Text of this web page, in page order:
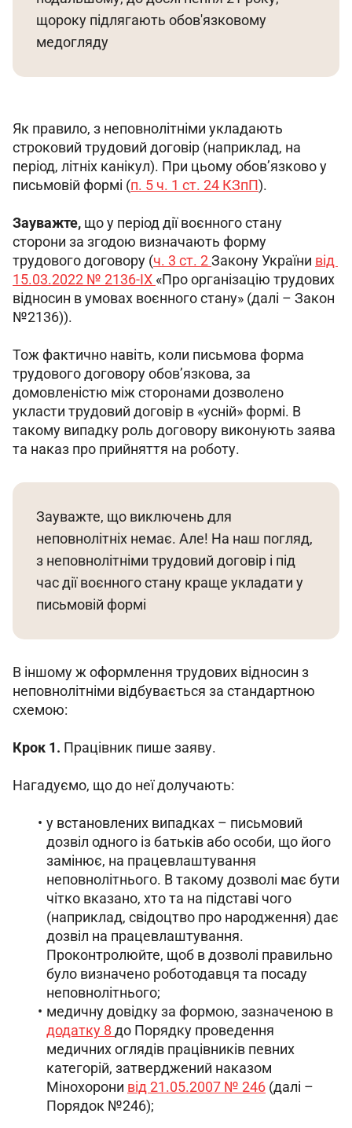
щороку підлягають обов'язковому
медогляду
Як правило, з неповнолітніми укладають
строковий трудовий договір (наприклад, на
період, літніх канікул). При цьому обов’язково у
письмовій формі (п. 5 ч. 1 ст. 24 КЗпП).
Зауважте, що у період дії воєнного стану
сторони за згодою визначають форму
трудового договору (ч. 3 ст. 2 Закону України від
15.03.2022 № 2136-IX «Про організацію трудових
відносин в умовах воєнного стану» (далі – Закон
№2136)).
Тож фактично навіть, коли письмова форма
трудового договору обов’язкова, за
домовленістю між сторонами дозволено
укласти трудовий договір в «усній» формі. В
такому випадку роль договору виконують заява
та наказ про прийняття на роботу.
Зауважте, що виключень для
неповнолітніх немає. Але! На наш погляд,
з неповнолітніми трудовий договір і під
час дії воєнного стану краще укладати у
письмовій формі
В іншому ж оформлення трудових відносин з
неповнолітніми відбувається за стандартною
схемою:
Крок 1. Працівник пише заяву.
Нагадуємо, що до неї долучають:
у встановлених випадках – письмовий
дозвіл одного із батьків або особи, що його
замінює, на працевлаштування
неповнолітнього. В такому дозволі має бути
чітко вказано, хто та на підставі чого
(наприклад, свідоцтво про народження) дає
дозвіл на працевлаштування.
Проконтролюйте, щоб в дозволі правильно
було визначено роботодавця та посаду
неповнолітнього;
медичну довідку за формою, зазначеною в
додатку 8 до Порядку проведення
медичних оглядів працівників певних
категорій, затверджений наказом
Мінохорони від 21.05.2007 № 246 (далі –
Порядок №246);